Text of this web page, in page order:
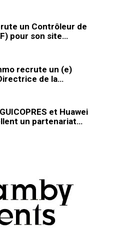
un Contrôleur de
pour son site…
recrute un (e)
de la…
et Huawei
un partenariat…